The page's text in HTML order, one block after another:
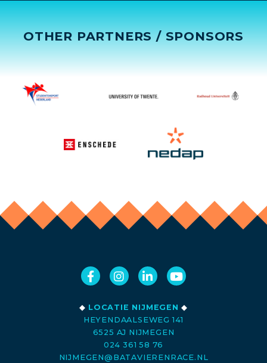
OTHER PARTNERS / SPONSORS
◆ LOCATIE NIJMEGEN ◆
HEYENDAALSEWEG 141
6525 AJ NIJMEGEN
024 361 58 76
NIJMEGEN@BATAVIERENRACE.NL